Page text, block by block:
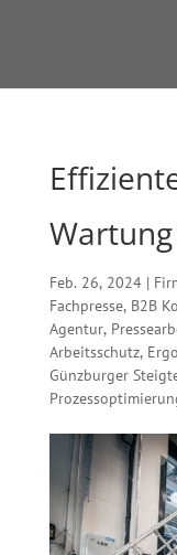
Feb. 26, 2024|
Fachpresse, B2B
Agentur,
Arbeitsschutz,
Günzburger